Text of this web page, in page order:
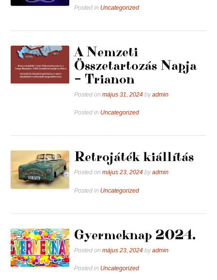
Posted in Uncategorized
A Nemzeti
Összetartozás Napja
– Trianon
Posted onmájus 31, 2024 byadmin
Posted in Uncategorized
Retrojáték kiállítás
Posted onmájus 23, 2024 byadmin
Posted in Uncategorized
Gyermeknap 2024.
Posted onmájus 23, 2024 byadmin
Posted in Uncategorized